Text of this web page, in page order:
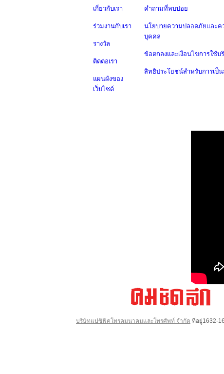
เกี่ยวกับเรา
ร่วมงานกับเรา
รางวัล
ติดต่อเรา
แผนผังของ
เว็บไซต์
คำถามที่พบบ่อย
นโยบายความปลอดภัยและค
บุคคล
ข้อตกลงและเงื่อนไขการใช้บ
สิทธิประโยชน์สำหรับการเป็
บริษัทแปซิฟิคโทรคมนาคมและโทรศัพท์ จำกัด ที่อยู่1632-